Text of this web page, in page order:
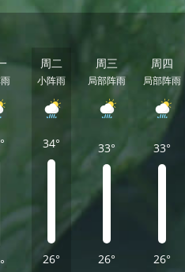
周二
小阵雨
34°
26°
周三
局部阵雨
33°
26°
周四
局部阵雨
33°
26°